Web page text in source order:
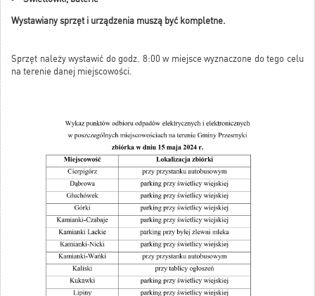
Wystawiany sprzęt i urządzenia muszą być kompletne.
Sprzęt należy wystawić do godz. 8:00 w miejsce wyznaczone do tego celu
na terenie danej miejscowości.